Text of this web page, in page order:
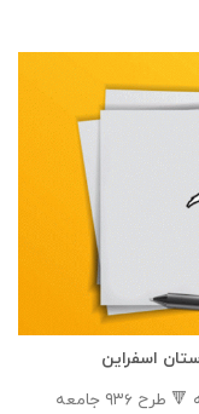
انعقاد تفاهم نامه جهت تكميل مدرسه ٢ كلاسه 🔻 طرح ٩٣٦ جامعه